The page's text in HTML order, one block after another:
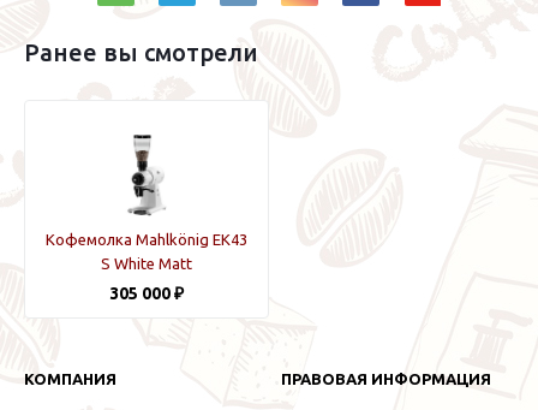
Ранее вы смотрели
Кофемолка Mahlkönig EK43
S White Matt
305 000 ₽
КОМПАНИЯ ПРАВОВАЯ ИНФОРМАЦИЯ